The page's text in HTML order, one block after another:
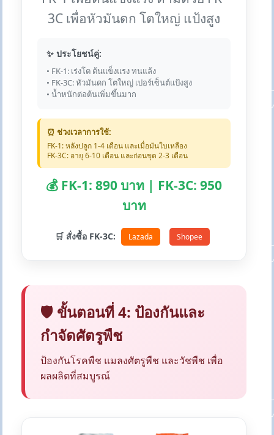
3C เพื่อหัวมันดก โตใหญ่ แป้งสูง
✨ ประโยชน์คู่:
• FK-1: เร่งโต ต้นแข็งแรง ทนแล้ง
• FK-3C: หัวมันดก โตใหญ่ เปอร์เซ็นต์แป้งสูง
• น้ำหนักต่อต้นเพิ่มขึ้นมาก
⏰ ช่วงเวลาการใช้:
FK-1: หลังปลูก 1-4 เดือน และเมื่อมันใบเหลือง
FK-3C: อายุ 6-10 เดือน และก่อนขุด 2-3 เดือน
💰 FK-1: 890 บาท | FK-3C: 950
บาท
🛒 สั่งซื้อ FK-3C: Lazada Shopee
🛡️ ขั้นตอนที่ 4: ป้องกันและ
กำจัดศัตรูพืช
ป้องกันโรคพืช แมลงศัตรูพืช และวัชพืช เพื่อ
ผลผลิตที่สมบูรณ์